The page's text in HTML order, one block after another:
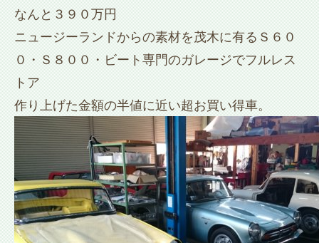
なんと３９０万円
ニュージーランドからの素材を茂木に有るＳ６０
０・Ｓ８００・ビート専門のガレージでフルレス
トア
作り上げた金額の半値に近い超お買い得車。